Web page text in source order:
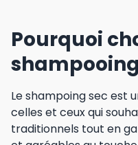
Pourquoi
Le shampoing sec est
celles et ceux qui
traditionnels tout en